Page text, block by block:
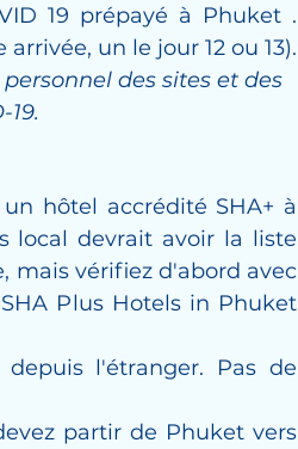
19 prépayé à Phuket .
un le jour 12 ou 13).
des sites et des
hôtel accrédité SHA+ à
local devrait avoir la liste
mais vérifiez d'abord avec
Plus Hotels in Phuket
l'étranger. Pas de
partir de Phuket vers